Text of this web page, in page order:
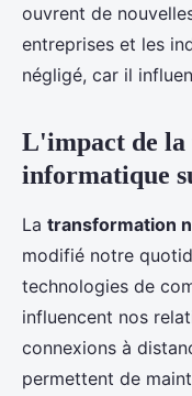
ouvrent de
entreprises et les
négligé, car il
L'impact de la
informatique
La transformation
modifié notre
technologies de
influencent nos
connexions à
permettent de